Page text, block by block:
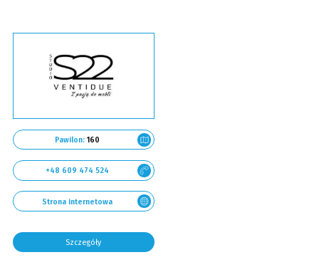
Pawilon: 160
+48 609 474 524
Strona internetowa
Szczegóły